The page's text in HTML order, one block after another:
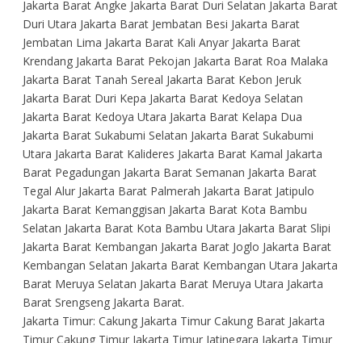
Jakarta Barat Angke Jakarta Barat Duri Selatan Jakarta Barat
Duri Utara Jakarta Barat Jembatan Besi Jakarta Barat
Jembatan Lima Jakarta Barat Kali Anyar Jakarta Barat
Krendang Jakarta Barat Pekojan Jakarta Barat Roa Malaka
Jakarta Barat Tanah Sereal Jakarta Barat Kebon Jeruk
Jakarta Barat Duri Kepa Jakarta Barat Kedoya Selatan
Jakarta Barat Kedoya Utara Jakarta Barat Kelapa Dua
Jakarta Barat Sukabumi Selatan Jakarta Barat Sukabumi
Utara Jakarta Barat Kalideres Jakarta Barat Kamal Jakarta
Barat Pegadungan Jakarta Barat Semanan Jakarta Barat
Tegal Alur Jakarta Barat Palmerah Jakarta Barat Jatipulo
Jakarta Barat Kemanggisan Jakarta Barat Kota Bambu
Selatan Jakarta Barat Kota Bambu Utara Jakarta Barat Slipi
Jakarta Barat Kembangan Jakarta Barat Joglo Jakarta Barat
Kembangan Selatan Jakarta Barat Kembangan Utara Jakarta
Barat Meruya Selatan Jakarta Barat Meruya Utara Jakarta
Barat Srengseng Jakarta Barat.
Jakarta Timur: Cakung Jakarta Timur Cakung Barat Jakarta
Timur Cakung Timur Jakarta Timur Jatinegara Jakarta Timur